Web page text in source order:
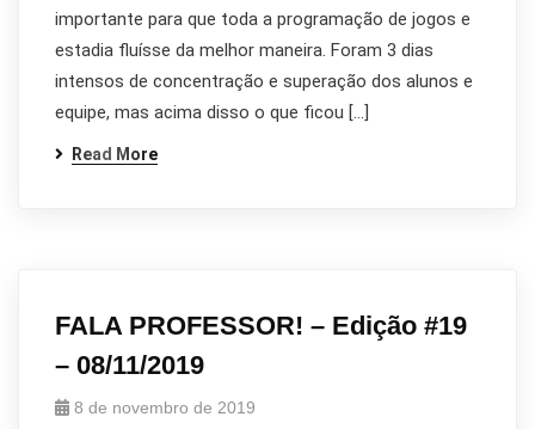
importante para que toda a programação de jogos e
estadia fluísse da melhor maneira. Foram 3 dias
intensos de concentração e superação dos alunos e
equipe, mas acima disso o que ficou […]
Read More
FALA PROFESSOR! – Edição #19
– 08/11/2019
8 de novembro de 2019